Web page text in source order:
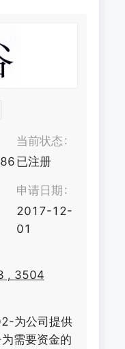
当前状态
已注册
申请日期
2017-12-
01
, 3504
为公司提供
需要资金的